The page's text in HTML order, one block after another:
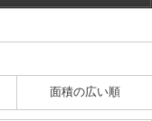
面積の広い順